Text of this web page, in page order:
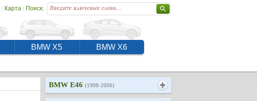
| Карта| Поиск:
BMW X5 BMW X6
BMW E46 (1998-2006)